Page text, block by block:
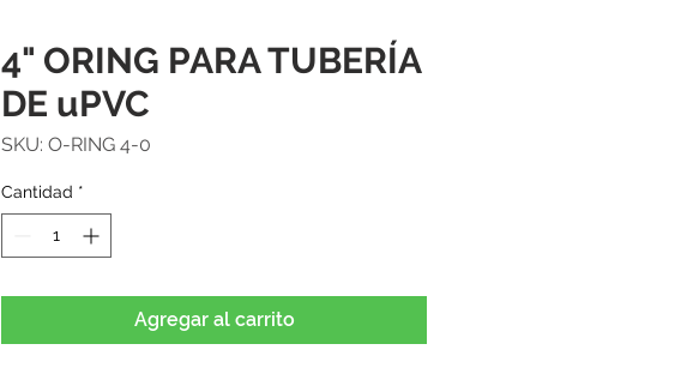
4" ORING PARA TUBERÍA
DE uPVC
SKU: O-RING 4-0
Cantidad *
Agregar al carrito